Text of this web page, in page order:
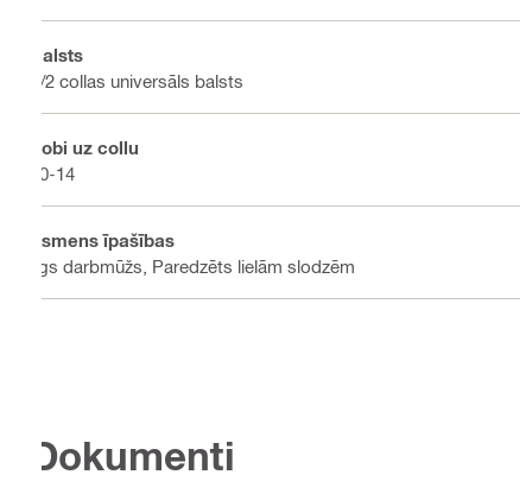
Balsts
1/2 collas universāls balsts
Zobi uz collu
10-14
Asmens īpašības
Ilgs darbmūžs, Paredzēts lielām slodzēm
Dokumenti